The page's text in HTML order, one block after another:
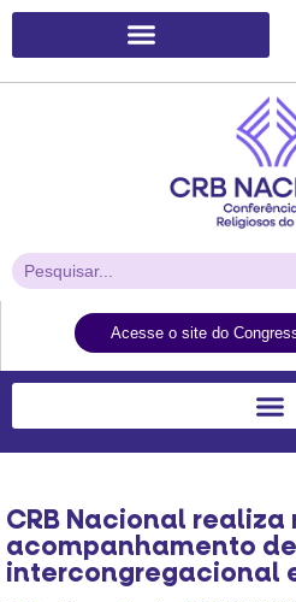
Acesse o site do
CRB Nacional realiza
acompanhamento
intercongregacional